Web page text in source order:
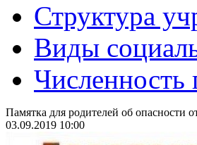
Структура
Виды
Численность
Памятка для родителей об опасности
03.09.2019 10:00